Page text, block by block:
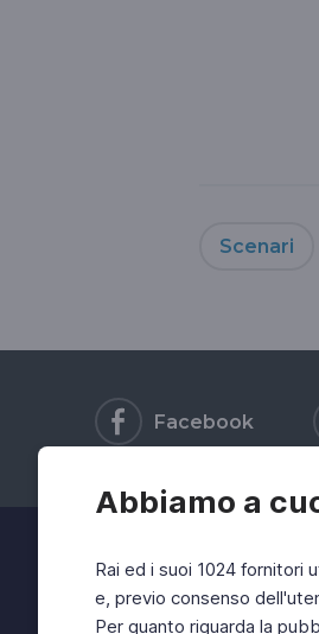
Abbiamo a
Rai ed i suoi 1024 fornitori
e, previo consenso
Per quanto riguarda la
Scenari
Facebook